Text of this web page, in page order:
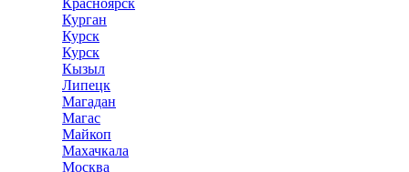
Красноярск
Курган
Курск
Курск
Кызыл
Липецк
Магадан
Магас
Майкоп
Махачкала
Москва